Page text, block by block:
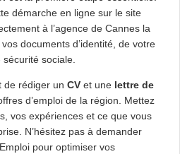
démarche en ligne sur le site
à l’agence de Cannes la
documents d’identité, de votre
sociale.
de rédiger un CV et une lettre de
d’emploi de la région. Mettez
vos expériences et ce que vous
N’hésitez pas à demander
pour optimiser vos